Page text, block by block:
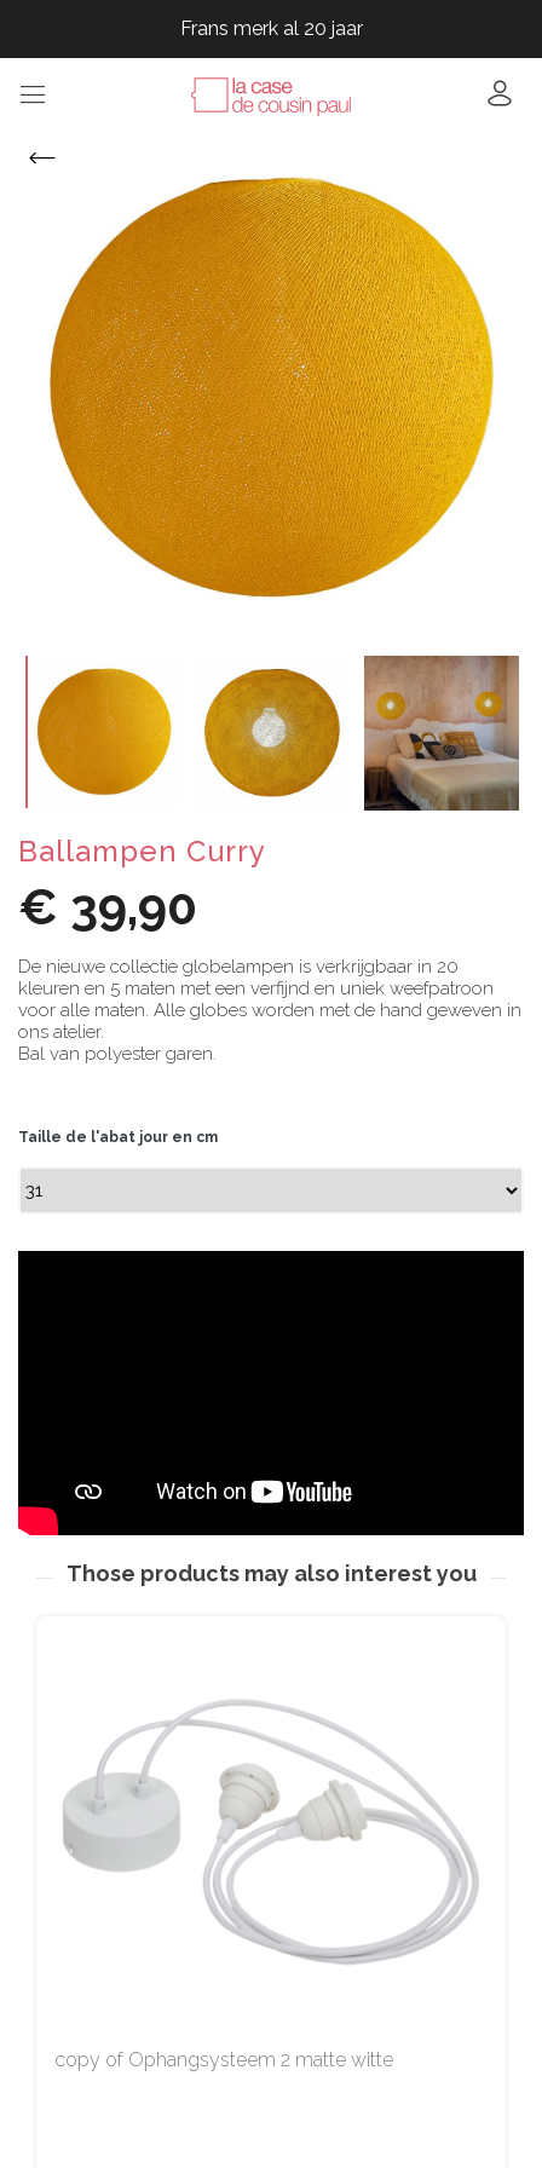
Frans merk al 20 jaar
Frans merk al 20 jaar
Ballampen Curry
€ 39,90
De nieuwe collectie globelampen is verkrijgbaar in 20
kleuren en 5 maten met een verfijnd en uniek weefpatroon
voor alle maten. Alle globes worden met de hand geweven in
ons atelier.
Bal van polyester garen.
Taille de l'abat jour en cm
Those products may also interest you
copy of Ophangsysteem 2 matte witte